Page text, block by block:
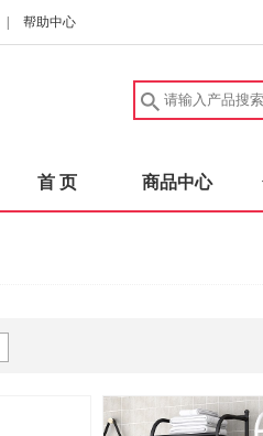
帮助中心
首 页 商品中心